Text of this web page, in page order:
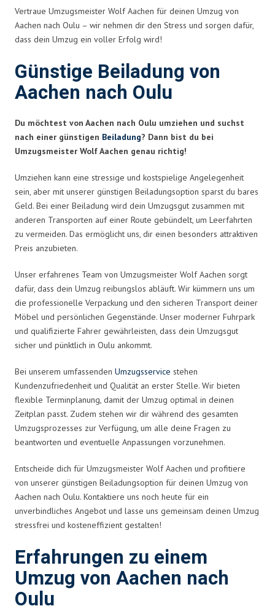
Vertraue Umzugsmeister Wolf Aachen für deinen Umzug von
Aachen nach Oulu – wir nehmen dir den Stress und sorgen dafür,
dass dein Umzug ein voller Erfolg wird!
Günstige Beiladung von
Aachen nach Oulu
Du möchtest von Aachen nach Oulu umziehen und suchst
nach einer günstigen Beiladung? Dann bist du bei
Umzugsmeister Wolf Aachen genau richtig!
Umziehen kann eine stressige und kostspielige Angelegenheit
sein, aber mit unserer günstigen Beiladungsoption sparst du bares
Geld. Bei einer Beiladung wird dein Umzugsgut zusammen mit
anderen Transporten auf einer Route gebündelt, um Leerfahrten
zu vermeiden. Das ermöglicht uns, dir einen besonders attraktiven
Preis anzubieten.
Unser erfahrenes Team von Umzugsmeister Wolf Aachen sorgt
dafür, dass dein Umzug reibungslos abläuft. Wir kümmern uns um
die professionelle Verpackung und den sicheren Transport deiner
Möbel und persönlichen Gegenstände. Unser moderner Fuhrpark
und qualifizierte Fahrer gewährleisten, dass dein Umzugsgut
sicher und pünktlich in Oulu ankommt.
Bei unserem umfassenden Umzugsservice stehen
Kundenzufriedenheit und Qualität an erster Stelle. Wir bieten
flexible Terminplanung, damit der Umzug optimal in deinen
Zeitplan passt. Zudem stehen wir dir während des gesamten
Umzugsprozesses zur Verfügung, um alle deine Fragen zu
beantworten und eventuelle Anpassungen vorzunehmen.
Entscheide dich für Umzugsmeister Wolf Aachen und profitiere
von unserer günstigen Beiladungsoption für deinen Umzug von
Aachen nach Oulu. Kontaktiere uns noch heute für ein
unverbindliches Angebot und lasse uns gemeinsam deinen Umzug
stressfrei und kosteneffizient gestalten!
Erfahrungen zu einem
Umzug von Aachen nach
Oulu